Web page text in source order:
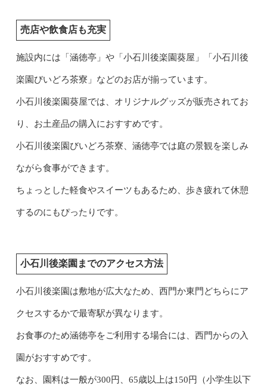
売店や飲食店も充実
施設内には「涵徳亭」や「小石川後楽園葵屋」「小石川後
楽園びいどろ茶寮」などのお店が揃っています。
小石川後楽園葵屋では、オリジナルグッズが販売されてお
り、お土産品の購入におすすめです。
小石川後楽園びいどろ茶寮、涵徳亭では庭の景観を楽しみ
ながら食事ができます。
ちょっとした軽食やスイーツもあるため、歩き疲れて休憩
するのにもぴったりです。
小石川後楽園までのアクセス方法
小石川後楽園は敷地が広大なため、西門か東門どちらにア
クセスするかで最寄駅が異なります。
お食事のため涵徳亭をご利用する場合には、西門からの入
園がおすすめです。
なお、園料は一般が300円、65歳以上は150円（小学生以下